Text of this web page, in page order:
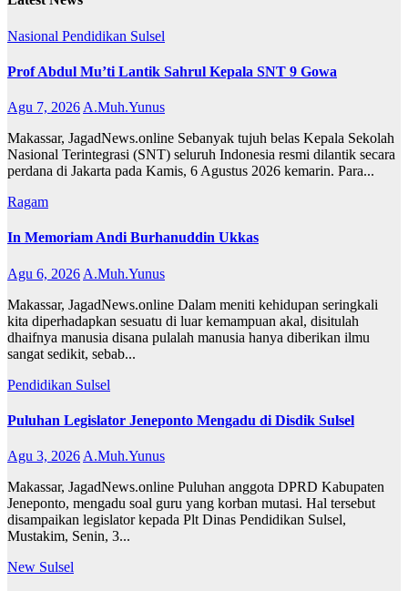
Nasional Pendidikan Sulsel
Prof Abdul Mu’ti Lantik Sahrul Kepala SNT 9 Gowa
Agu 7, 2026 A.Muh.Yunus
Makassar, JagadNews.online Sebanyak tujuh belas Kepala Sekolah
Nasional Terintegrasi (SNT) seluruh Indonesia resmi dilantik secara
perdana di Jakarta pada Kamis, 6 Agustus 2026 kemarin. Para...
Ragam
In Memoriam Andi Burhanuddin Ukkas
Agu 6, 2026 A.Muh.Yunus
Makassar, JagadNews.online Dalam meniti kehidupan seringkali
kita diperhadapkan sesuatu di luar kemampuan akal, disitulah
dhaifnya manusia disana pulalah manusia hanya diberikan ilmu
sangat sedikit, sebab...
Pendidikan Sulsel
Puluhan Legislator Jeneponto Mengadu di Disdik Sulsel
Agu 3, 2026 A.Muh.Yunus
Makassar, JagadNews.online Puluhan anggota DPRD Kabupaten
Jeneponto, mengadu soal guru yang korban mutasi. Hal tersebut
disampaikan legislator kepada Plt Dinas Pendidikan Sulsel,
Mustakim, Senin, 3...
New Sulsel